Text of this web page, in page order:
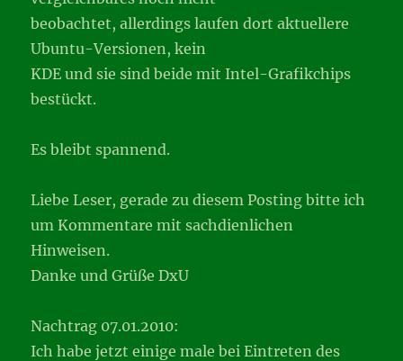
beobachtet, allerdings laufen dort aktuellere
Ubuntu-Versionen, kein
KDE und sie sind beide mit Intel-Grafikchips
bestückt.
Es bleibt spannend.
Liebe Leser, gerade zu diesem Posting bitte ich
um Kommentare mit sachdienlichen
Hinweisen.
Danke und Grüße DxU
Nachtrag 07.01.2010:
Ich habe jetzt einige male bei Eintreten des